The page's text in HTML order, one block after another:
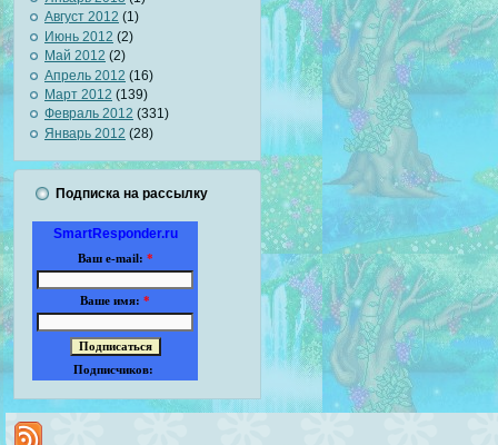
Август 2012 (1)
Июнь 2012 (2)
Май 2012 (2)
Апрель 2012 (16)
Март 2012 (139)
Февраль 2012 (331)
Январь 2012 (28)
Подписка на рассылку
SmartResponder.ru
Ваш e-mail: *
Ваше имя: *
Подписчиков: